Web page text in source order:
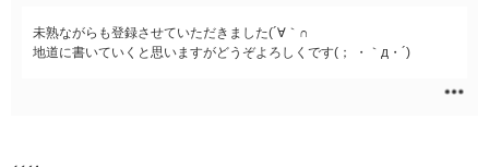
未熟ながらも登録させていただきました(´∀｀∩
地道に書いていくと思いますがどうぞよろしくです(； ・｀д・´)